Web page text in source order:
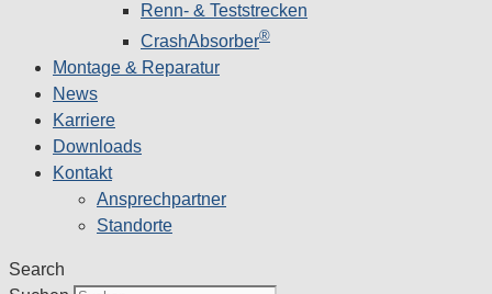
Renn- & Teststrecken
CrashAbsorber®
Montage & Reparatur
News
Karriere
Downloads
Kontakt
Ansprechpartner
Standorte
Search